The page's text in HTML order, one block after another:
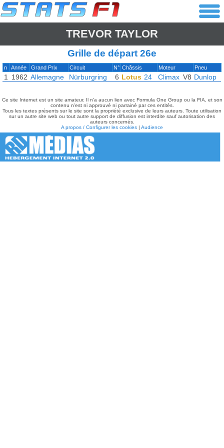
TREVOR TAYLOR
Grille de départ 26e
n Année Grand Prix Circuit N° Châssis Moteur Pneu
1 1962 Allemagne Nürburgring 6 Lotus 24 Climax V8 Dunlop
Ce site Internet est un site amateur. Il n'a aucun lien avec Formula One Group ou la FIA, et son
contenu n'est ni approuvé ni parrainé par ces entités.
Tous les textes présents sur le site sont la propriété exclusive de leurs auteurs. Toute utilisation
sur un autre site web ou tout autre support de diffusion est interdite sauf autorisation des
auteurs concernés.
A propos / Configurer les cookies | Audience